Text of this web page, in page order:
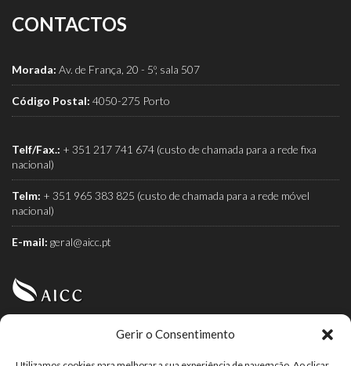
Gerir o Consentimento
CONTACTOS
Morada: Av. de França, 20 - 5º, sala 507
Código Postal: 4050-275 Porto
Telf/Fax.: + 351 217 741 674 (custo de chamada para a rede fixa
nacional)
Telm: + 351 965 383 825 (custo de chamada para a rede móvel
nacional)
E-mail: geral@aicc.pt
AICC (Associação Industrial e Comercial do Café) é a
associação dos torrefactores de café.